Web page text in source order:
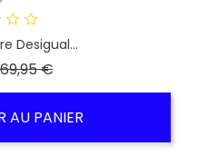
Desigual...
Prix
69,95 €Prix
AU PANIER